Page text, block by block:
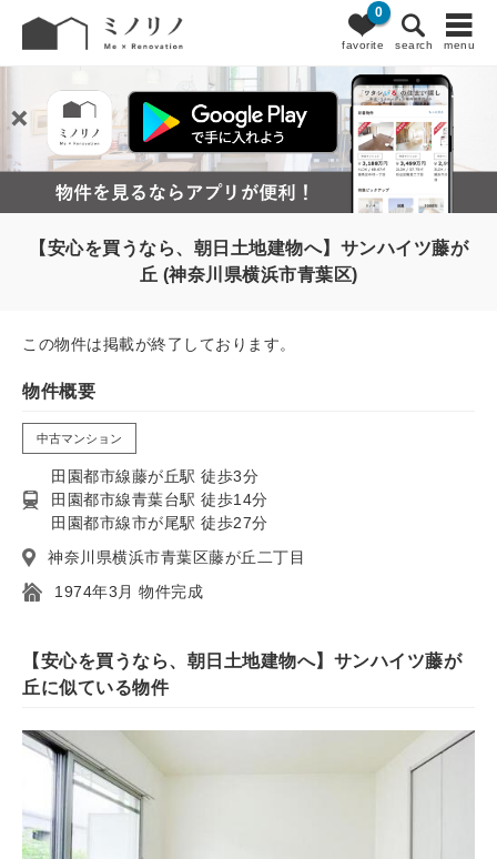
favorite
0
search menu
【安心を買うなら、朝日土地建物へ】サンハイツ藤が
丘 (神奈川県横浜市青葉区)
この物件は掲載が終了しております。
物件概要
中古マンション
田園都市線藤が丘駅 徒歩3分
田園都市線青葉台駅 徒歩14分
田園都市線市が尾駅 徒歩27分
神奈川県横浜市青葉区藤が丘二丁目
1974年3月 物件完成
【安心を買うなら、朝日土地建物へ】サンハイツ藤が
丘に似ている物件